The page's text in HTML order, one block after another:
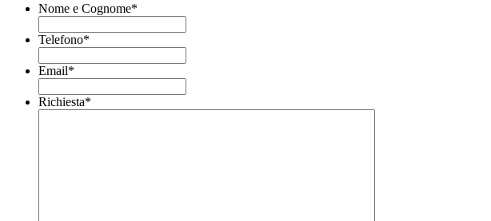
Nome e Cognome*
Telefono*
Email*
Richiesta*